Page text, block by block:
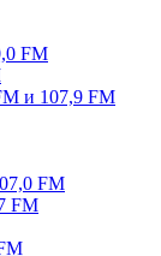
FM
и 107,9 FM
FM
FM